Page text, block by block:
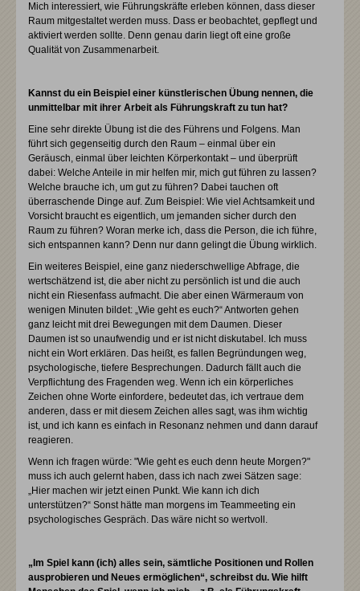
Mich interessiert, wie Führungskräfte erleben können, dass dieser
Raum mitgestaltet werden muss. Dass er beobachtet, gepflegt und
aktiviert werden sollte. Denn genau darin liegt oft eine große
Qualität von Zusammenarbeit.
Kannst du ein Beispiel einer künstlerischen Übung nennen, die
unmittelbar mit ihrer Arbeit als Führungskraft zu tun hat?
Eine sehr direkte Übung ist die des Führens und Folgens. Man
führt sich gegenseitig durch den Raum – einmal über ein
Geräusch, einmal über leichten Körperkontakt – und überprüft
dabei: Welche Anteile in mir helfen mir, mich gut führen zu lassen?
Welche brauche ich, um gut zu führen? Dabei tauchen oft
überraschende Dinge auf. Zum Beispiel: Wie viel Achtsamkeit und
Vorsicht braucht es eigentlich, um jemanden sicher durch den
Raum zu führen? Woran merke ich, dass die Person, die ich führe,
sich entspannen kann? Denn nur dann gelingt die Übung wirklich.
Ein weiteres Beispiel, eine ganz niederschwellige Abfrage, die
wertschätzend ist, die aber nicht zu persönlich ist und die auch
nicht ein Riesenfass aufmacht. Die aber einen Wärmeraum von
wenigen Minuten bildet: „Wie geht es euch?“ Antworten gehen
ganz leicht mit drei Bewegungen mit dem Daumen. Dieser
Daumen ist so unaufwendig und er ist nicht diskutabel. Ich muss
nicht ein Wort erklären. Das heißt, es fallen Begründungen weg,
psychologische, tiefere Besprechungen. Dadurch fällt auch die
Verpflichtung des Fragenden weg. Wenn ich ein körperliches
Zeichen ohne Worte einfordere, bedeutet das, ich vertraue dem
anderen, dass er mit diesem Zeichen alles sagt, was ihm wichtig
ist, und ich kann es einfach in Resonanz nehmen und dann darauf
reagieren.
Wenn ich fragen würde: "Wie geht es euch denn heute Morgen?"
muss ich auch gelernt haben, dass ich nach zwei Sätzen sage:
„Hier machen wir jetzt einen Punkt. Wie kann ich dich
unterstützen?“ Sonst hätte man morgens im Teammeeting ein
psychologisches Gespräch. Das wäre nicht so wertvoll.
„Im Spiel kann (ich) alles sein, sämtliche Positionen und Rollen
ausprobieren und Neues ermöglichen“, schreibst du. Wie hilft